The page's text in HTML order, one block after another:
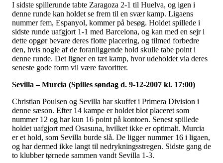
I sidste spillerunde tabte Zaragoza 2-1 til Huelva, og igen i
denne runde kan holdet se frem til en svær kamp. Ligaens
nummer fem, Espanyol, kommer på besøg. Holdet spillede i
sidste runde uafgjort 1-1 med Barcelona, og kan med en sejr i
dette opgør bevare deres flotte placering, og tilmed forbedre
den, hvis nogle af de foranliggende hold skulle tabe point i
denne runde. Det ligner en tæt kamp, hvor udeholdet via deres
seneste gode form vil være favoritter.
Sevilla – Murcia (Spilles søndag d. 9-12-2007 kl. 17:00)
Christian Poulsen og Sevilla har skuffet i Primera Division i
denne sæson. Efter 14 kampe er holdet blot placeret som
nummer 12 og har kun 16 point på kontoen. Senest spillede
holdet uafgjort med Osasuna, hvilket ikke er optimalt. Murcia
er et hold, som Sevilla burde slå. De ligger nummer 16 i ligaen,
og har dermed ikke langt til nedrykningsstregen. Sidste gang de
to klubber tørnede sammen vandt Sevilla 1-3.